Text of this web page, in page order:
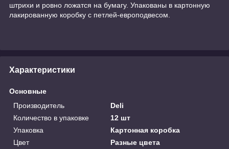
штрихи и ровно ложатся на бумагу. Упакованы в картонную
лакированную коробку с петлей-европодвесом.
Характеристики
Основные
Производитель
Deli
Количество в упаковке
12 шт
Упаковка
Картонная коробка
Цвет
Разные цвета